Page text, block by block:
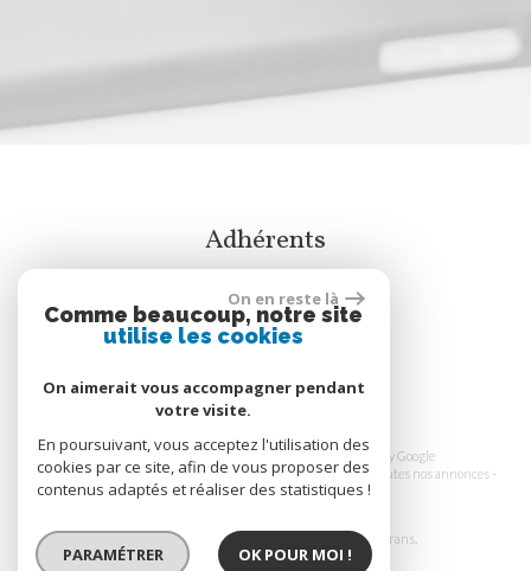
adhérents
© 2026 | Tous droits réservés | Traduction powered by Google
Plan du site-Mentions légales -Honoraires- Liens-Admin- Toutes nos annonces -
Politique RGPD
un seul site adaptable à tous les types d'écrans.
On en reste là
Comme beaucoup, notre site
utilise les cookies
On aimerait vous accompagner pendant
votre visite.
En poursuivant, vous acceptez l'utilisation des
cookies par ce site, afin de vous proposer des
contenus adaptés et réaliser des statistiques !
PARAMÉTRER OK POUR MOI !